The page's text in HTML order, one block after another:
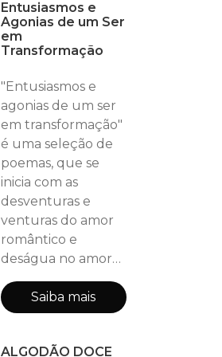
estava
abandonado.
Entusiasmos e
Agonias de um Ser
em
Transformação
"Entusiasmos e
agonias de um ser
em transformação"
é uma seleção de
poemas, que se
inicia com as
desventuras e
venturas do amor
romântico e
deságua no amor
próprio e
entusiasmo pela
vida. Este é o
Saiba mais
ALGODÃO DOCE